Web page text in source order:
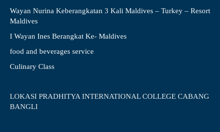
Wayan Nurina Keberangkatan 3 Kali Maldives – Turkey – Resort
Maldives
I Wayan Ines Berangkat Ke- Maldives
food and beverages service
Culinary Class
LOKASI PRADHITYA INTERNATIONAL COLLEGE CABANG
BANGLI